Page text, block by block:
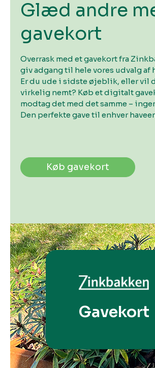
Glæd andre
gavekort
Overrask med et gavekort fra
giv adgang til hele vores udvalg af
Er du ude i sidste øjeblik, eller vil
virkelig nemt? Køb et digitalt
modtag det med det samme –
Den perfekte gave til enhver
Køb gavekort
Gavekort